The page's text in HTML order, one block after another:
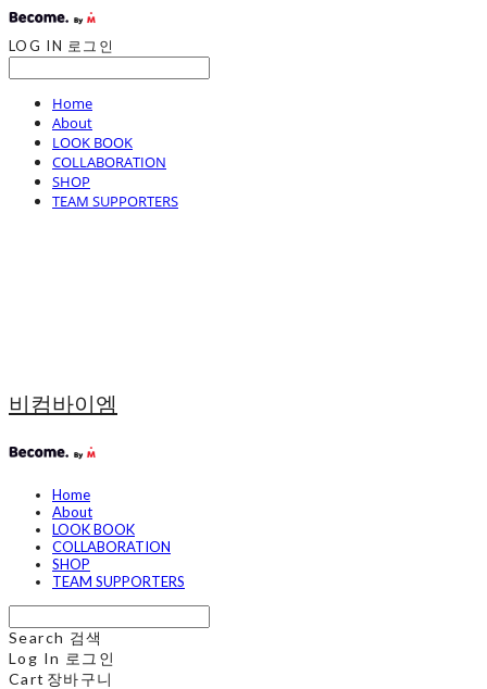
LOG IN 로그인
Home
About
LOOK BOOK
COLLABORATION
SHOP
TEAM SUPPORTERS
비컴바이엠
Home
About
LOOK BOOK
COLLABORATION
SHOP
TEAM SUPPORTERS
Search 검색
Log In 로그인
Cart 장바구니